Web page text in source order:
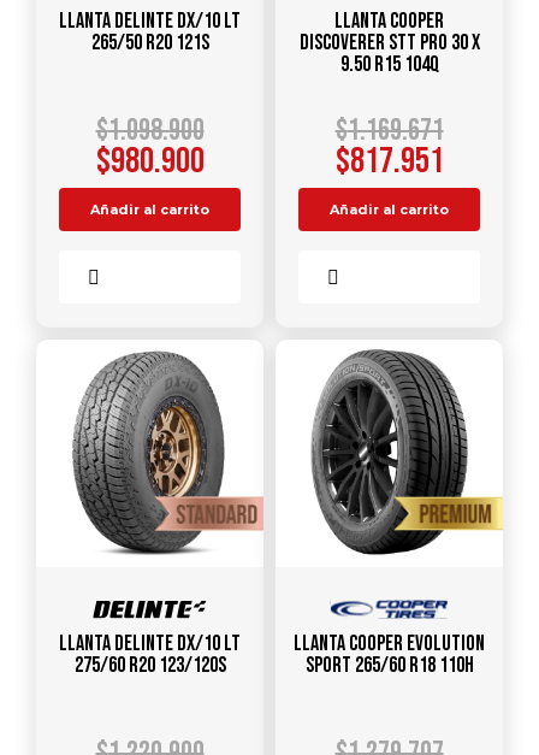
Llanta DELINTE DX/10 LT
265/50 R20 121S
$1.098.900
$980.900
Añadir al carrito
Llanta COOPER
DISCOVERER STT PRO 30 X
9.50 R15 104Q
$1.169.671
$817.951
Añadir al carrito
Llanta DELINTE DX/10 LT
275/60 R20 123/120S
Llanta COOPER EVOLUTION
SPORT 265/60 R18 110H